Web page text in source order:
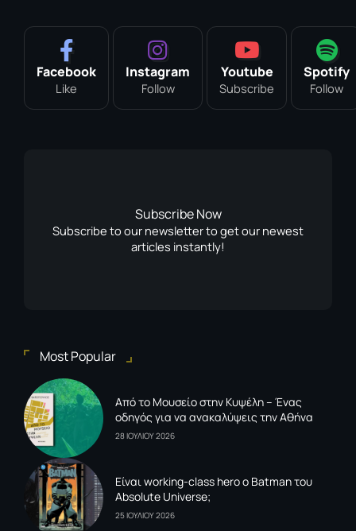
Facebook
Like
Instagram
Follow
Youtube
Subscribe
Spotify
Follow
Subscribe Now
Subscribe to our newsletter to get our newest
articles instantly!
Most Popular
Από το Μουσείο στην Κυψέλη – Ένας
οδηγός για να ανακαλύψεις την Αθήνα
28 ΙΟΥΛΙΟΥ 2026
Είναι working-class hero ο Batman του
Absolute Universe;
25 ΙΟΥΛΙΟΥ 2026